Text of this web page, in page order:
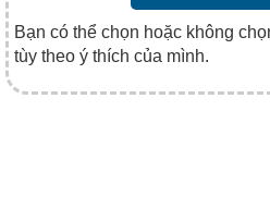
Bạn có thể chọn hoặc không
tùy theo ý thích của mình.